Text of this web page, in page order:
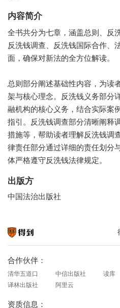
内容简介
全书共分为七章，涵盖总则、反
反洗钱调查、反洗钱国际合作、
面，确保对新法的全方位解读。
总则部分阐述基础性内容，为读
架与核心理念。反洗钱义务部分
融机构的核心义务，结合实际案
指引。反洗钱调查部分清晰阐释
措施等，帮助读者理解反洗钱调
律责任部分通过详细的责任划分
体严格遵守反洗钱法律规定。
出版方
中国法治出版社
合作伙伴：
清华五道口 中信出版社 读库
译林出版社
阿里云
资质信息：